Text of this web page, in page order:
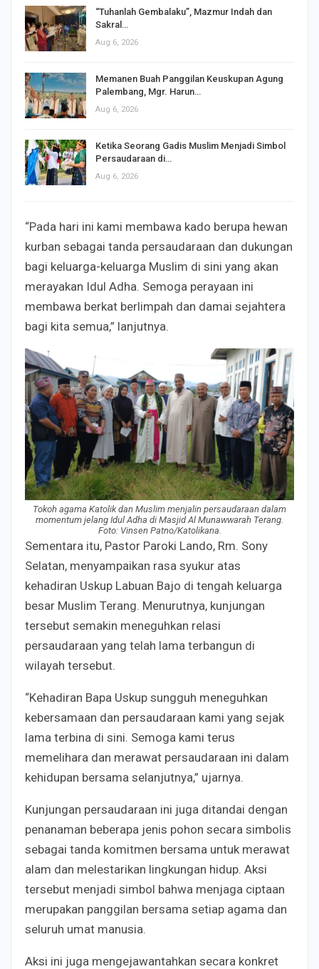
“Tuhanlah Gembalaku”, Mazmur Indah dan
Sakral…
Aug 6, 2026
Memanen Buah Panggilan Keuskupan Agung
Palembang, Mgr. Harun…
Aug 6, 2026
Ketika Seorang Gadis Muslim Menjadi Simbol
Persaudaraan di…
Aug 6, 2026
“Pada hari ini kami membawa kado berupa hewan
kurban sebagai tanda persaudaraan dan dukungan
bagi keluarga-keluarga Muslim di sini yang akan
merayakan Idul Adha. Semoga perayaan ini
membawa berkat berlimpah dan damai sejahtera
bagi kita semua,” lanjutnya.
Tokoh agama Katolik dan Muslim menjalin persaudaraan dalam
momentum jelang Idul Adha di Masjid Al Munawwarah Terang.
Foto: Vinsen Patno/Katolikana.
Sementara itu, Pastor Paroki Lando, Rm. Sony
Selatan, menyampaikan rasa syukur atas
kehadiran Uskup Labuan Bajo di tengah keluarga
besar Muslim Terang. Menurutnya, kunjungan
tersebut semakin meneguhkan relasi
persaudaraan yang telah lama terbangun di
wilayah tersebut.
“Kehadiran Bapa Uskup sungguh meneguhkan
kebersamaan dan persaudaraan kami yang sejak
lama terbina di sini. Semoga kami terus
memelihara dan merawat persaudaraan ini dalam
kehidupan bersama selanjutnya,” ujarnya.
Kunjungan persaudaraan ini juga ditandai dengan
penanaman beberapa jenis pohon secara simbolis
sebagai tanda komitmen bersama untuk merawat
alam dan melestarikan lingkungan hidup. Aksi
tersebut menjadi simbol bahwa menjaga ciptaan
merupakan panggilan bersama setiap agama dan
seluruh umat manusia.
Aksi ini juga mengejawantahkan secara konkret